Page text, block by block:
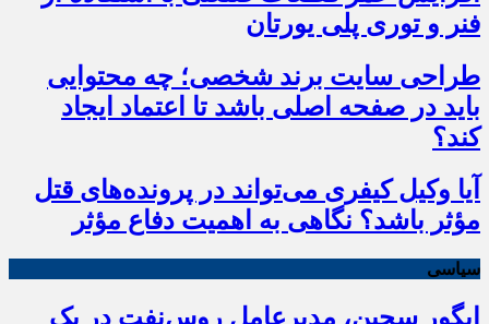
فنر و توری پلی یورتان
طراحی سایت برند شخصی؛ چه محتوایی
باید در صفحه اصلی باشد تا اعتماد ایجاد
کند؟
آیا وکیل کیفری می‌تواند در پرونده‌های قتل
مؤثر باشد؟ نگاهی به اهمیت دفاع مؤثر
سیاسی
ایگور سچین، مدیرعامل روس‌نفت در یک